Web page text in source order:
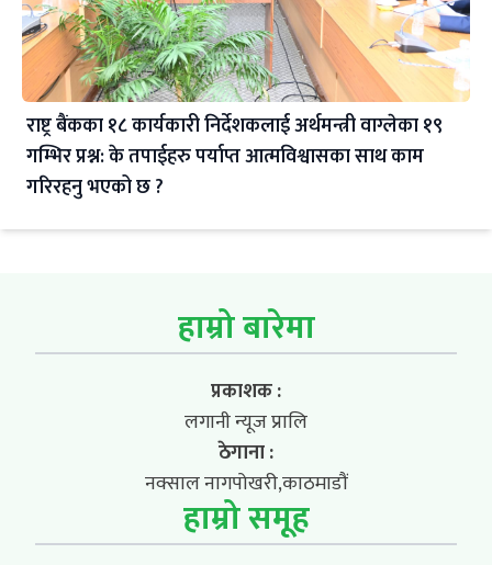
राष्ट्र बैंकका १८ कार्यकारी निर्देशकलाई अर्थमन्त्री वाग्लेका १९
गम्भिर प्रश्न: के तपाईहरु पर्याप्त आत्मविश्वासका साथ काम
गरिरहनु भएको छ ?
हाम्रो बारेमा
प्रकाशक :
लगानी न्यूज प्रालि
ठेगाना :
नक्साल नागपोखरी,काठमाडौं
हाम्रो समूह